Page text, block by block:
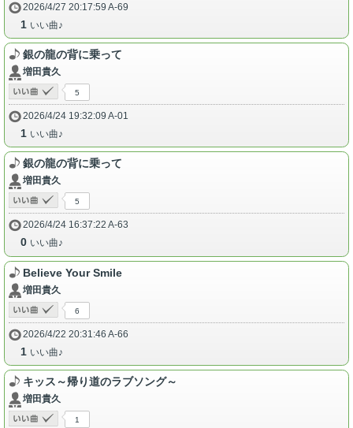
2026/4/27 20:17:59 A-69
1 いい曲♪
銀の龍の背に乗って
増田貴久
5
2026/4/24 19:32:09 A-01
1 いい曲♪
銀の龍の背に乗って
増田貴久
5
2026/4/24 16:37:22 A-63
0 いい曲♪
Believe Your Smile
増田貴久
6
2026/4/22 20:31:46 A-66
1 いい曲♪
キッス～帰り道のラブソング～
増田貴久
1